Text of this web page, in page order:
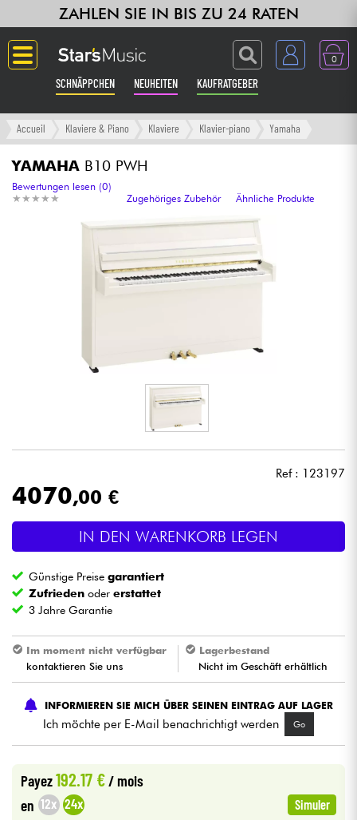
ZAHLEN SIE IN BIS ZU 24 RATEN
0
SCHNÄPPCHEN NEUHEITEN KAUFRATGEBER
Langue
Gitarre & Bass
Verstärker & Effekte
Klaviere & Piano
Synths & samplers
Kopfhörer
Live-Sound
Licht
Drums
Violinen & Quartett
Kinder
HiFi
Accueil Klaviere & Piano Klaviere Klavier-piano Yamaha
YAMAHA B10 PWH
★ ★ ★ ★ ★
★ ★ ★ ★ ★
Bewertungen lesen (0)
Zugehöriges Zubehör
Ähnliche Produkte
Ref : 123197
4070,00 €
IN DEN WARENKORB LEGEN
Günstige Preisegarantiert
Zufrieden odererstattet
3 Jahre Garantie
Im moment nicht verfügbar
kontaktieren Sie uns
Lagerbestand
Nicht im Geschäft erhältlich
INFORMIEREN SIE MICH ÜBER SEINEN EINTRAG AUF LAGER
Ich möchte per E-Mail benachrichtigt werden Go
Payez192.17 €/ mois
en 12x 24x Simuler